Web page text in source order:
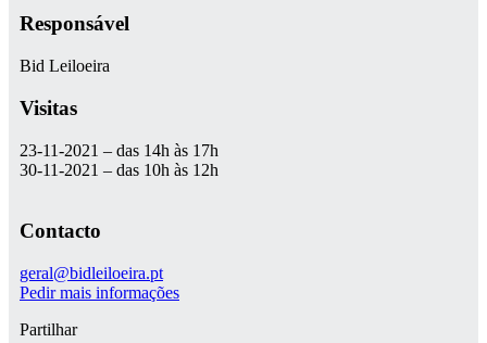
Responsável
Bid Leiloeira
Visitas
23-11-2021 – das 14h às 17h
30-11-2021 – das 10h às 12h
Contacto
geral@bidleiloeira.pt
Pedir mais informações
Partilhar